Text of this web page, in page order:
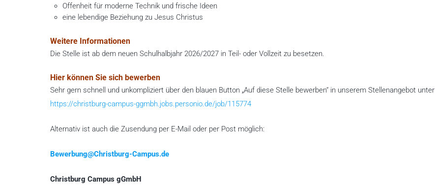
Offenheit für moderne Technik und frische Ideen
eine lebendige Beziehung zu Jesus Christus
Weitere Informationen
Die Stelle ist ab dem neuen Schulhalbjahr 2026/2027 in Teil- oder Vollzeit zu besetzen.
Hier können Sie sich bewerben
Sehr gern schnell und unkompliziert über den blauen Button „Auf diese Stelle bewerben“ in unserem Stellenangebot unter
https://christburg-campus-ggmbh.jobs.personio.de/job/115774
Alternativ ist auch die Zusendung per E-Mail oder per Post möglich:
Bewerbung@Christburg-Campus.de
Christburg Campus gGmbH